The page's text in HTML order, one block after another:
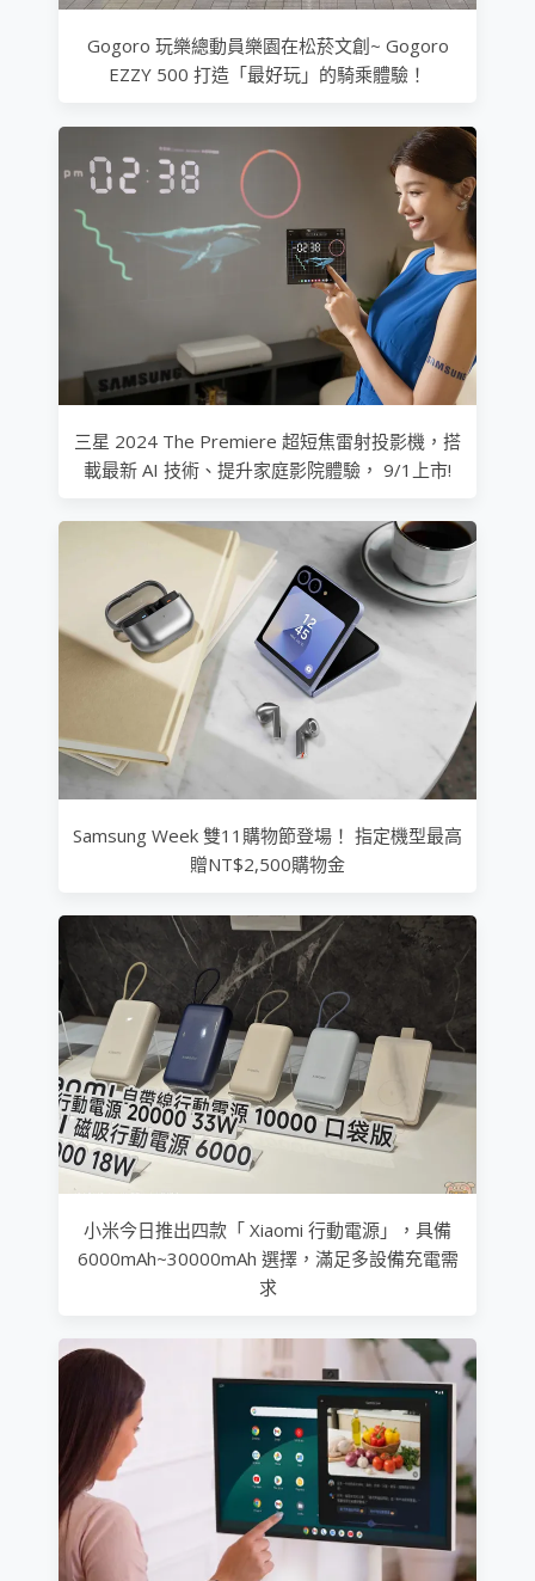
Gogoro 玩樂總動員樂園在松菸文創~ Gogoro
EZZY 500 打造「最好玩」的騎乘體驗！
三星 2024 The Premiere 超短焦雷射投影機，搭
載最新 AI 技術、提升家庭影院體驗， 9/1上市!
Samsung Week 雙11購物節登場！ 指定機型最高
贈NT$2,500購物金
小米今日推出四款「 Xiaomi 行動電源」，具備
6000mAh~30000mAh 選擇，滿足多設備充電需
求